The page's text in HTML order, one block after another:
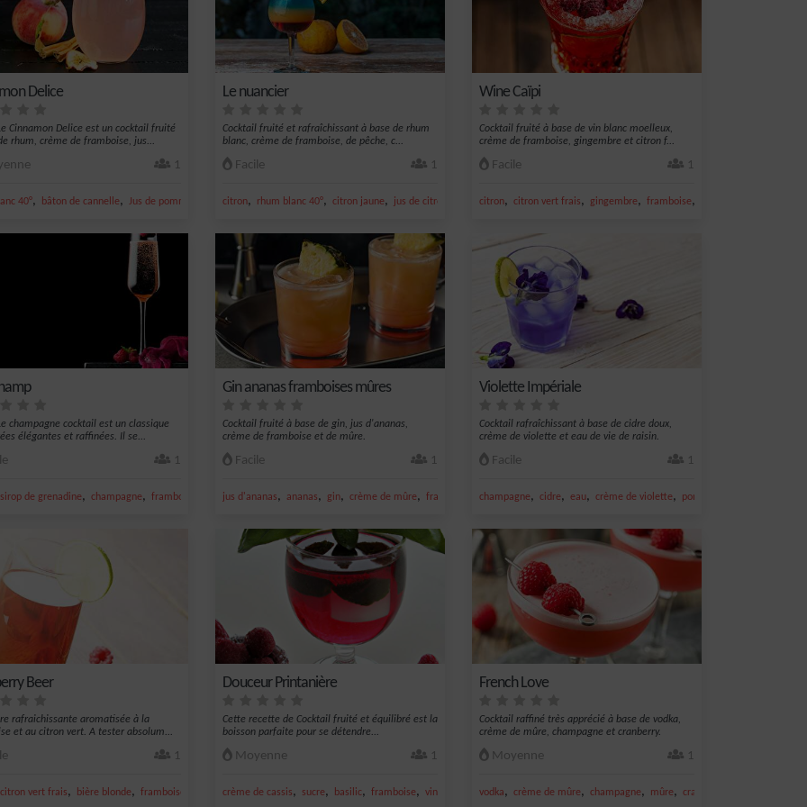
Delice
Cinnamon Delice est un cocktail fruité
rhum, crème de framboise, jus...
1
40°, bâton de cannelle, Jus de pomme framboise, creme de framboise
Le nuancier
Cocktail fruité et rafraîchissant à base de rhum
blanc, crème de framboise, de pêche, c...
Facile 1
citron, rhum blanc 40°, citron jaune, jus de citron jaune ,curaçao bleu
Wine Caïpi
Cocktail fruité à base de vin blanc moelleux,
crème de framboise, gingembre et citron f...
Facile 1
citron, citron vert frais, gingembre, framboise,
champagne cocktail est un classique
élégantes et raffinées. Il se...
1
sirop de grenadine, champagne, framboise cognac
Gin ananas framboises mûres
Cocktail fruité à base de gin, jus d'ananas,
crème de framboise et de mûre.
Facile 1
jus d'ananas, ananas, gin, crème de mûre, framboise
Violette Impériale
Cocktail rafraîchissant à base de cidre doux,
crème de violette et eau de vie de raisin.
Facile 1
champagne, cidre, eau, crème de violette, pomme
Beer
rafraichissante aromatisée à la
et au citron vert. A tester absolum...
1
citron vert frais, bière blonde, framboise jus de framboise
Douceur Printanière
Cette recette de Cocktail fruité et équilibré est la
boisson parfaite pour se détendre...
Moyenne 1
crème de cassis, sucre, basilic, framboise, vin pétillant
French Love
Cocktail raffiné très apprécié à base de vodka,
crème de mûre, champagne et cranberry.
Moyenne 1
vodka, crème de mûre, champagne, mûre, cranberry